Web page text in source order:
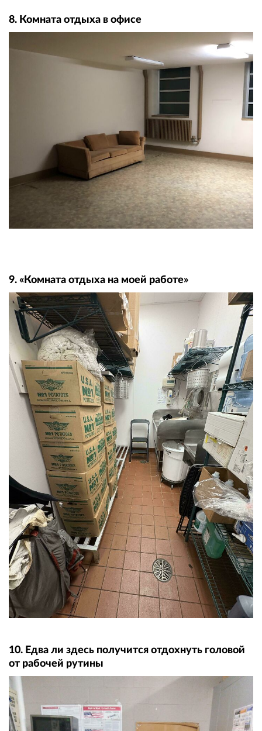
8. Комната отдыха в офисе
9. «Комната отдыха на моей работе»
10. Едва ли здесь получится отдохнуть головой
от рабочей рутины